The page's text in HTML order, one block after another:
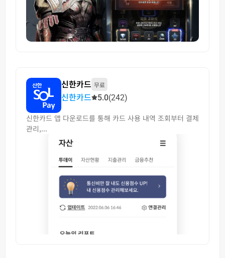
신한카드 무료
신한카드 5.0(242)
신한카드 앱 다운로드를 통해 카드 사용 내역 조회부터 결제
관리,...